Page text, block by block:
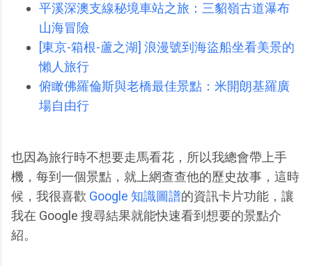
平溪深澳支線秘境車站之旅：三貂嶺古道瀑布
山海冒險
[東京-箱根-蘆之湖] 浪漫號到海盜船坐看美景的
懶人旅行
俯瞰佛羅倫斯與老橋最佳景點：米開朗基羅廣
場自由行
也因為旅行時不想要走馬看花，所以我總會帶上手
機，每到一個景點，就上網查查他的歷史故事，這時
候，我很喜歡 Google 知識圖譜的資訊卡片功能，讓
我在 Google 搜尋結果就能快速看到想要的景點介
紹。